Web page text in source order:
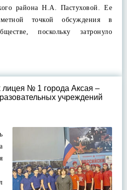
района Н.А. Пастуховой. Ее
точкой обсуждения в
поскольку затронуло
№ 1 города Аксая –
учреждений